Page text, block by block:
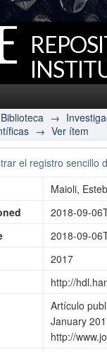
Biblioteca →
→ Ver ítem
el registro sencillo
Maioli,
2018-09-
2018-09-
2017
http://
Artículo
January
http://